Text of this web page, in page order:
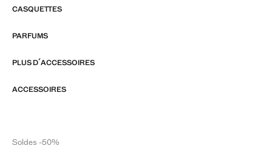
CASQUETTES
PARFUMS
PLUS D´ACCESSOIRES
ACCESSOIRES
Soldes -50%